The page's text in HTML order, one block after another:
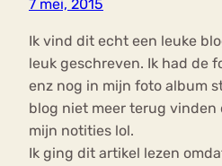
7 mei, 2015
Ik vind dit echt een leuke
leuk geschreven. Ik had de
enz nog in mijn foto album
blog niet meer terug vinden
mijn notities lol.
Ik ging dit artikel lezen